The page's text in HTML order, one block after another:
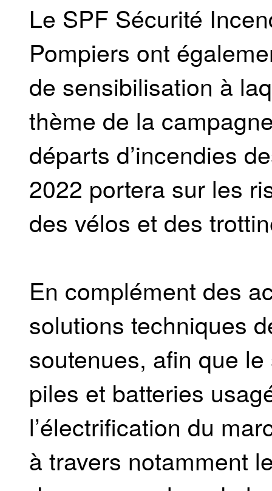
Le SPF Sécurité
Pompiers ont
de sensibilisation à
thème de la
départs d’incendies
2022 portera sur les
des vélos et des
En complément des
solutions techniques
soutenues, afin que
piles et batteries
l’électrification du
à travers notamment